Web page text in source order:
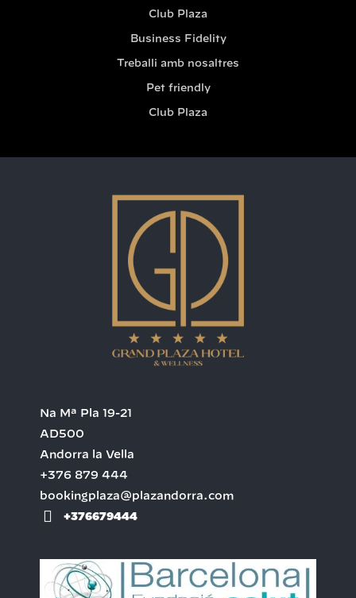
Club Plaza
Business Fidelity
Treballi amb nosaltres
Pet friendly
Club Plaza
Na Mª Pla 19-21
AD500
Andorra la Vella
+376 879 444
bookingplaza@plazandorra.com
+376679444